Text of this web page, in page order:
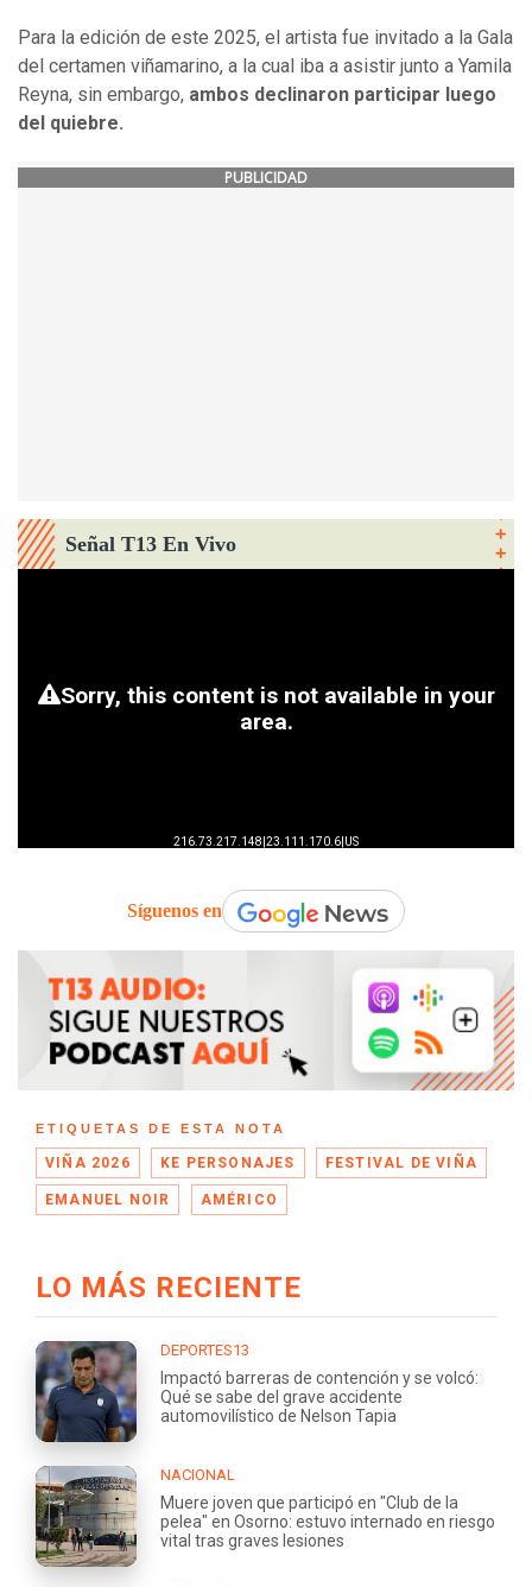
Para la edición de este 2025, el artista fue invitado a la Gala
del certamen viñamarino, a la cual iba a asistir junto a Yamila
Reyna, sin embargo, ambos declinaron participar luego
del quiebre.
PUBLICIDAD
Señal T13 En Vivo
Síguenos en
ETIQUETAS DE ESTA NOTA
VIÑA 2026 KE PERSONAJES FESTIVAL DE VIÑA
EMANUEL NOIR AMÉRICO
LO MÁS RECIENTE
DEPORTES13
Impactó barreras de contención y se volcó:
Qué se sabe del grave accidente
automovilístico de Nelson Tapia
NACIONAL
Muere joven que participó en "Club de la
pelea" en Osorno: estuvo internado en riesgo
vital tras graves lesiones